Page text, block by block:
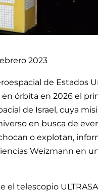
2023
de Estados
en órbita en 2026 el
de Israel, cuya
en busca de
o explotan,
Weizmann en
el telescopio